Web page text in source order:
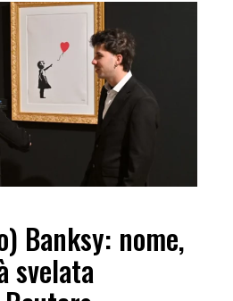
Banksy: nome,
svelata